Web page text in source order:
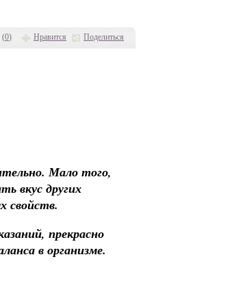
(0) Нравится Поделиться
Мало того,
вкус других
свойств.
прекрасно
в организме.